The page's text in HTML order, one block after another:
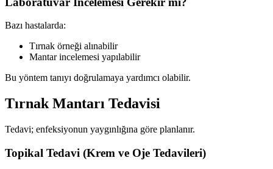
Bazı hastalarda:
Tırnak örneği alınabilir
Mantar incelemesi yapılabilir
Bu yöntem tanıyı doğrulamaya yardımcı olabilir.
Tırnak Mantarı Tedavisi
Tedavi; enfeksiyonun yaygınlığına göre planlanır.
Topikal Tedavi (Krem ve Oje Tedavileri)